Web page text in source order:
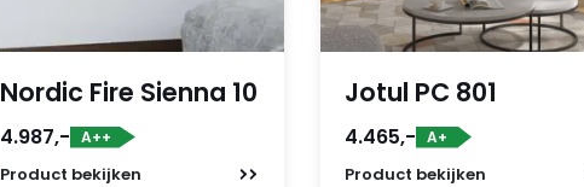
Nordic Fire Sienna 10
4.987,- A++
Product bekijken
Jotul PC 801
4.465,- A+
Product bekijken